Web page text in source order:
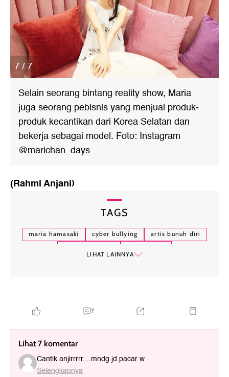
7 / 7
Selain seorang bintang reality show, Maria
juga seorang pebisnis yang menjual produk-
produk kecantikan dari Korea Selatan dan
bekerja sebagai model. Foto: Instagram
@marichan_days
(Rahmi Anjani)
TAGS
maria hamasaki cyber bullying
artis bunuh diri
LIHAT LAINNYA
7
Lihat 7 komentar
Cantik anjirrrrr....mndg jd pacar w
Selengkapnya